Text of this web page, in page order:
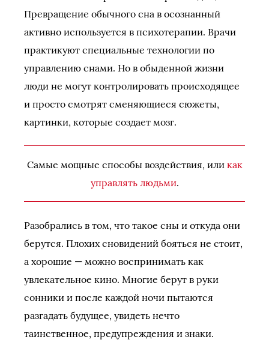
Превращение обычного сна в осознанный
активно используется в психотерапии. Врачи
практикуют специальные технологии по
управлению снами. Но в обыденной жизни
люди не могут контролировать происходящее
и просто смотрят сменяющиеся сюжеты,
картинки, которые создает мозг.
Самые мощные способы воздействия, или как
управлять людьми.
Разобрались в том, что такое сны и откуда они
берутся. Плохих сновидений бояться не стоит,
а хорошие — можно воспринимать как
увлекательное кино. Многие берут в руки
сонники и после каждой ночи пытаются
разгадать будущее, увидеть нечто
таинственное, предупреждения и знаки.